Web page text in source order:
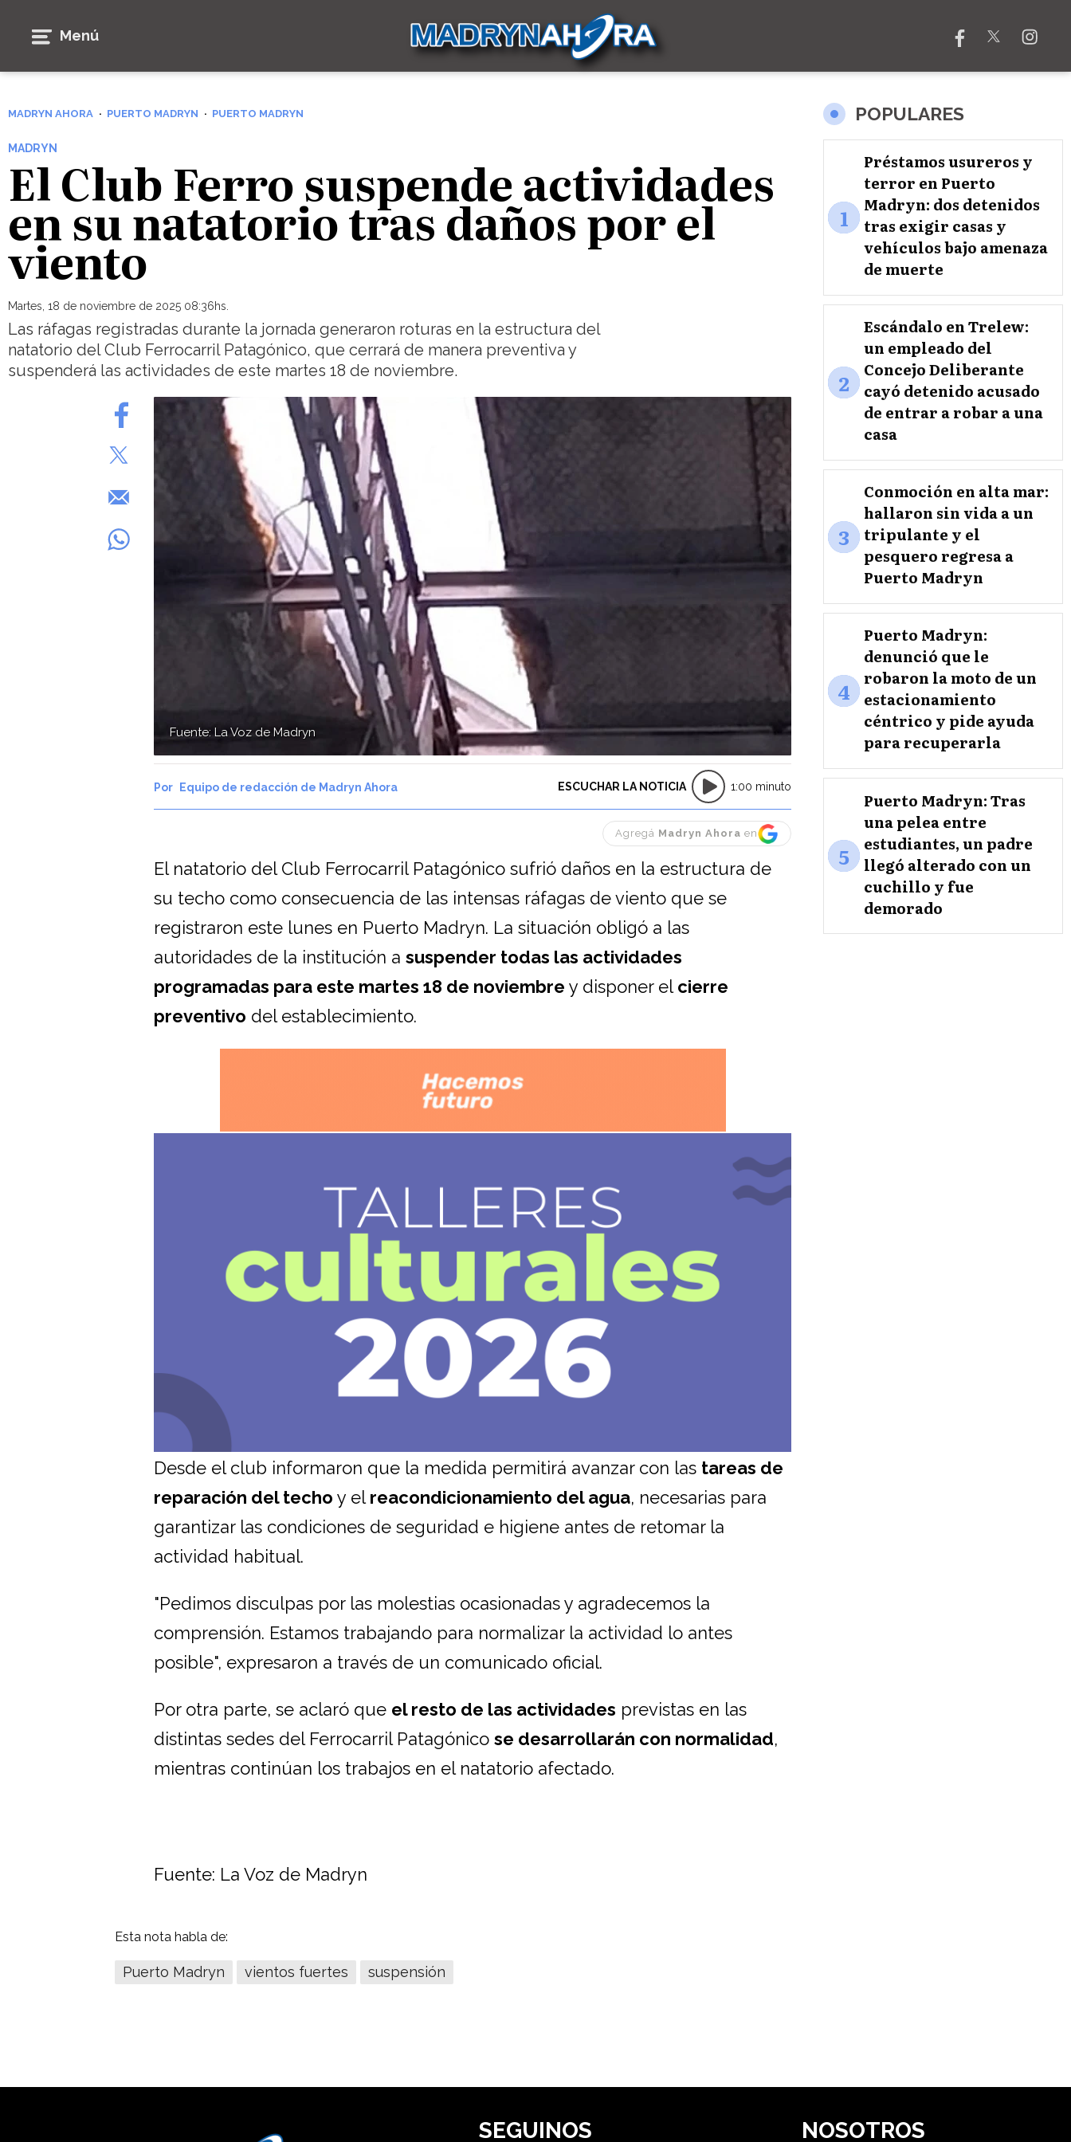
Menú
MADRYN AHORA PUERTO MADRYN PUERTO MADRYN
MADRYN
El Club Ferro suspende actividades
en su natatorio tras daños por el
viento
Martes, 18 de noviembre de 2025 08:36hs.
Las ráfagas registradas durante la jornada generaron roturas en la estructura del
natatorio del Club Ferrocarril Patagónico, que cerrará de manera preventiva y
suspenderá las actividades de este martes 18 de noviembre.
Fuente: La Voz de Madryn
Equipo de redacción de Madryn Ahora ESCUCHAR LA NOTICIA 1:00 minuto
Agregá Madryn Ahora en
El natatorio del Club Ferrocarril Patagónico sufrió daños en la estructura de
su techo como consecuencia de las intensas ráfagas de viento que se
registraron este lunes en Puerto Madryn. La situación obligó a las
autoridades de la institución a suspender todas las actividades
programadas para este martes 18 de noviembre y disponer elcierre
preventivo del establecimiento.
Desde el club informaron que la medida permitirá avanzar con las tareas de
reparación del techo y elreacondicionamiento del agua, necesarias para
garantizar las condiciones de seguridad e higiene antes de retomar la
actividad habitual.
"Pedimos disculpas por las molestias ocasionadas y agradecemos la
comprensión. Estamos trabajando para normalizar la actividad lo antes
posible", expresaron a través de un comunicado oficial.
Por otra parte, se aclaró que el resto de las actividades previstas en las
distintas sedes del Ferrocarril Patagónico se desarrollarán con normalidad,
mientras continúan los trabajos en el natatorio afectado.
Fuente: La Voz de Madryn
Esta nota habla de:
Puerto Madryn vientos fuertes suspensión
POPULARES
1
Préstamos usureros y
terror en Puerto
Madryn: dos detenidos
tras exigir casas y
vehículos bajo amenaza
de muerte
2
Escándalo en Trelew:
un empleado del
Concejo Deliberante
cayó detenido acusado
de entrar a robar a una
casa
3
Conmoción en alta mar:
hallaron sin vida a un
tripulante y el
pesquero regresa a
Puerto Madryn
4
Puerto Madryn:
denunció que le
robaron la moto de un
estacionamiento
céntrico y pide ayuda
para recuperarla
5
Puerto Madryn: Tras
una pelea entre
estudiantes, un padre
llegó alterado con un
cuchillo y fue
demorado
SEGUINOS NOSOTROS